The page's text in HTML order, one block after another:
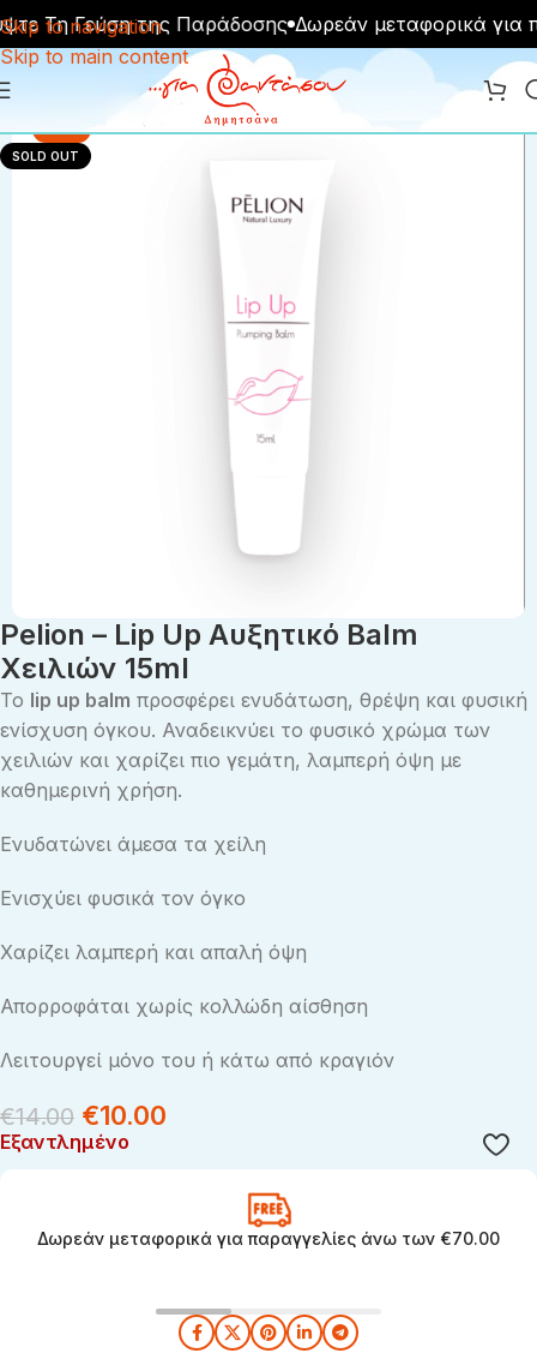
Skip to navigation
Skip to main content
Τη Γεύση της Παράδοσης Δωρεάν μεταφορικά για
-29%
SOLD OUT
Pelion – Lip Up Aυξητικό Balm
Χειλιών 15ml
Το lip up balm προσφέρει ενυδάτωση, θρέψη και φυσική
ενίσχυση όγκου. Αναδεικνύει το φυσικό χρώμα των
χειλιών και χαρίζει πιο γεμάτη, λαμπερή όψη με
καθημερινή χρήση.
Ενυδατώνει άμεσα τα χείλη
Ενισχύει φυσικά τον όγκο
Χαρίζει λαμπερή και απαλή όψη
Απορροφάται χωρίς κολλώδη αίσθηση
Λειτουργεί μόνο του ή κάτω από κραγιόν
€14.00 €10.00
Εξαντλημένο
Δωρεάν μεταφορικά για παραγγελίες άνω των €70.00